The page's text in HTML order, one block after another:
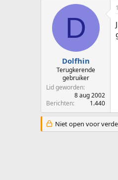
D
Dolfhin
Terugkerende
gebruiker
Lid geworden
8 aug 2002
Berichten
1.440
Niet open voor